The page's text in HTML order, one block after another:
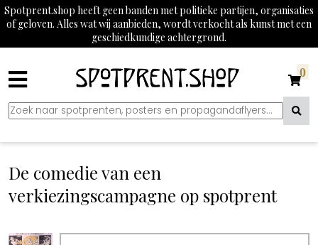
Spotprent.shop heeft geen banden met politieke partijen, organisaties
of geloven. Alles wat wij aanbieden, wordt verkocht als kunst met een
geschiedkundige achtergrond.
0
De comedie van een
verkiezingscampagne op spotprent